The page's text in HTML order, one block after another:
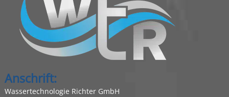
Anschrift:
Wassertechnologie Richter GmbH